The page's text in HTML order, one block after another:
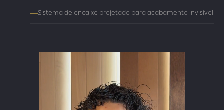
Sistema de encaixe projetado para acabamento invisível